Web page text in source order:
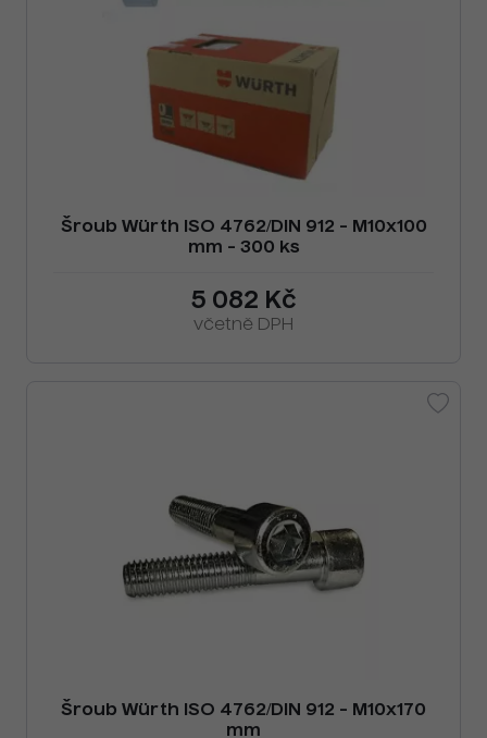
Šroub Würth ISO 4762/DIN 912 - M10x100
mm - 300 ks
5 082 Kč
včetně DPH
Šroub Würth ISO 4762/DIN 912 - M10x170
mm